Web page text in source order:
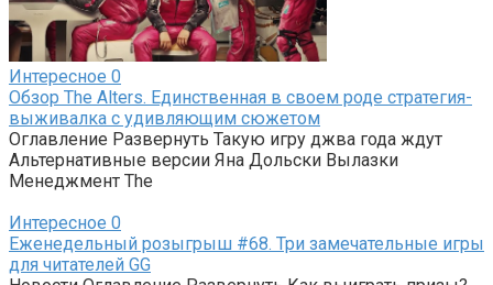
Интересное 0
Обзор The Alters. Единственная в своем роде стратегия-
выживалка с удивляющим сюжетом
Оглавление Развернуть Такую игру джва года ждут
Альтернативные версии Яна Дольски Вылазки
Менеджмент The
Интересное 0
Еженедельный розыгрыш #68. Три замечательные игры
для читателей GG